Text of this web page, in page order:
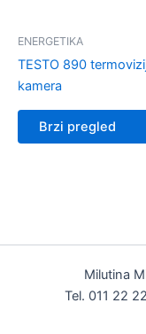
ENERGETIKA
TESTO 890
kamera
Brzi pregled
Milutina
Tel. 011 22